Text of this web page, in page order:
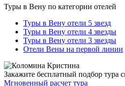
Туры в Вену по категории отелей
Туры в Вену отели 5 звезд
Туры в Вену отели 4 звезды
Туры в Вену отели 3 звезды
Отели Вены на первой линии
Закажите бесплатный подбор тура
Мгновенный расчет тура